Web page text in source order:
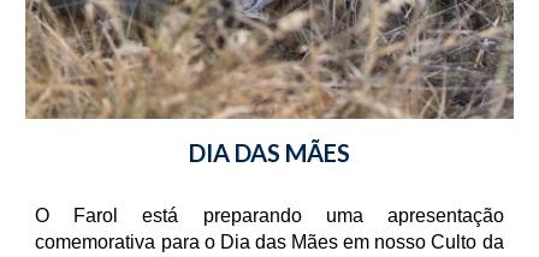
DIA DAS MÃES
O Farol está preparando uma apresentação
comemorativa para o Dia das Mães em nosso Culto da